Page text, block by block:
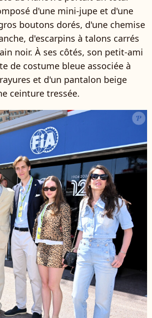
d'une mini-jupe et d'une
boutons dorés, d'une chemise
d'escarpins à talons carrés
noir. À ses côtés, son petit-ami
de costume bleue associée à
et d'un pantalon beige
ceinture tressée.